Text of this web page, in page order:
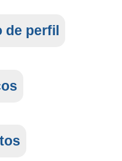
perfil